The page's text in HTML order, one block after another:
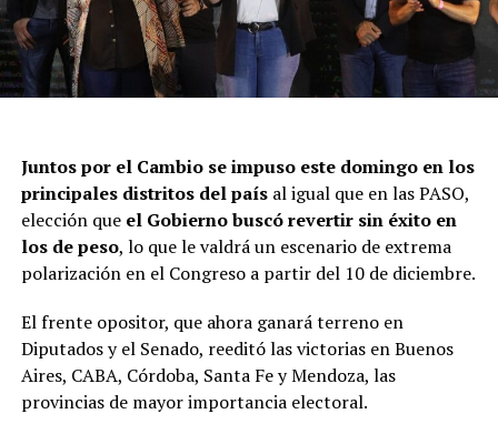
Juntos por el Cambio se impuso este domingo en los
principales distritos del paísal igual que en las PASO,
elección queel Gobierno buscó revertir sin éxito en
los de peso, lo que le valdrá un escenario de extrema
polarización en el Congreso a partir del 10 de diciembre.
El frente opositor, que ahora ganará terreno en
Diputados y el Senado, reeditó las victorias en Buenos
Aires, CABA, Córdoba, Santa Fe y Mendoza, las
provincias de mayor importancia electoral.